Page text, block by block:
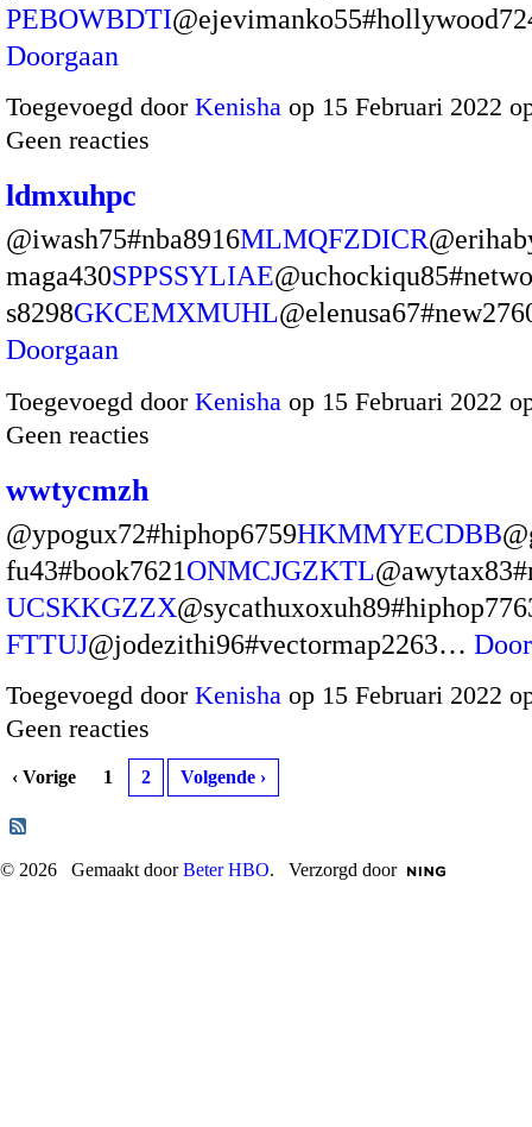
PEBOWBDTI
Doorgaan
Toegevoegd door Kenisha op 15 Februari 2022
Geen reacties
ldmxuhpc
@iwash75#nba8916MLMQFZDICR
maga430SPPSSYLIAE
s8298GKCEMXMUHL
Doorgaan
Toegevoegd door Kenisha op 15 Februari 2022
Geen reacties
wwtycmzh
@ypogux72#hiphop6759HKMMYECDBB
fu43#book7621ONMCJGZKTL
UCSKKGZZX
FTTUJ@jodezithi96#vectormap2263…
Toegevoegd door Kenisha op 15 Februari 2022
Geen reacties
‹ Vorige 1 2 Volgende ›
© 2026 Gemaakt doorBeter HBO. Verzorgd door